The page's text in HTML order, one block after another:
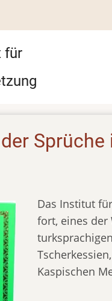
für
Das Institut
fort, eines der
Kaspischen